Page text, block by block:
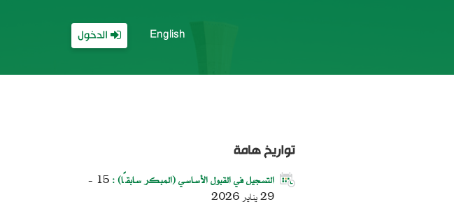
English الدخول
تواريخ هامة
التسجيل في القبول الأساسي (المبكر سابقًا) :
15 -
29 يناير 2026